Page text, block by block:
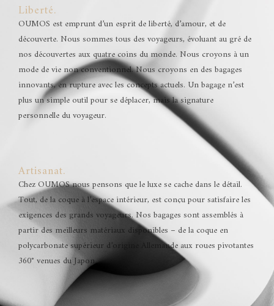
Liberté.
OUMOS est emprunt d’un esprit de liberté, d’amour, et de
découverte. Nous sommes tous des voyageurs, évoluant au gré de
nos découvertes aux quatre coins du monde. Nous croyons à un
mode de vie non conventionnel. Nous croyons en des bagages
innovants, en rupture avec les concepts actuels. Un bagage n’est
plus un simple outil pour se déplacer, mais la signature
personnelle du voyageur.
Artisanat.
Chez OUMOS nous pensons que le luxe se cache dans le détail.
Tout, de la coque à l’espace intérieur, est conçu pour satisfaire les
exigences des grands voyageurs. Nos bagages sont assemblés à
partir des meilleurs matériaux disponibles – de la coque en
polycarbonate supérieur d’origine Allemande aux roues pivotantes
360° venues du Japon.